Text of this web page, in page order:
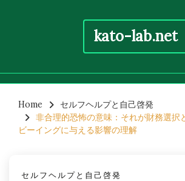
kato-lab.net
content
Home
セルフヘルプと自己啓発
非合理的恐怖の意味：それが財務選択
ビーイングに与える影響の理解
セルフヘルプと自己啓発